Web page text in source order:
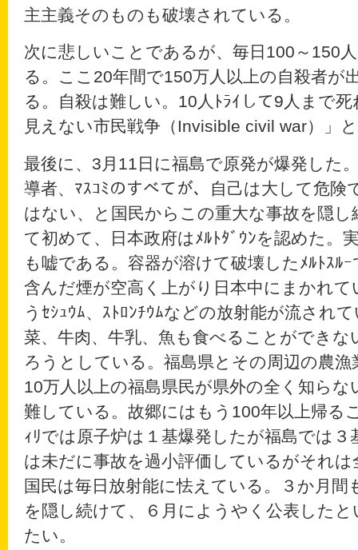
主主義そのものも破壊されている。
次に悲しいことであるが、毎日100～150
る。ここ20年間で150万人以上の自殺者が
る。自殺は難しい。10人ﾄﾗｲして9人まで
見えない市民戦争（Invisible civil war）」
最後に、3月11日に福島で原発が爆発した
導者、ﾏｽｺﾐのすべてが、自己は大して危険
はない、と国民からこの重大な事故を隠
て初めて、日本政府はﾒﾙﾄﾀﾞｳﾝを認めた。
も嘘である。容器が溶けて破壊したﾒﾙﾄｽﾙ
含んだ煙が空高く上がり日本中にまかれ
うｾｼｭｳﾑ、ｽﾄﾛﾝﾁｳﾑなどの放射能が流され
菜、牛肉、牛乳、魚も食べることができ
ろうとしている。福島県とその周辺の農
10万人以上の福島県民が県外の全く知ら
難している。故郷にはもう100年以上帰る
ｨﾘでは原子炉は１基爆発したが福島では３
は未だに事故を過小評価しているがそれ
国民は毎日放射能に怯えている。３か月間
を隠し続けて、６月にようやく公表した
たい。